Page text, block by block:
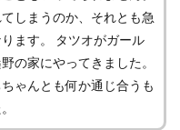
しまうのか、それとも急
ます。 タツオがガール
の家にやってきました。
ゃんとも何か通じ合うも